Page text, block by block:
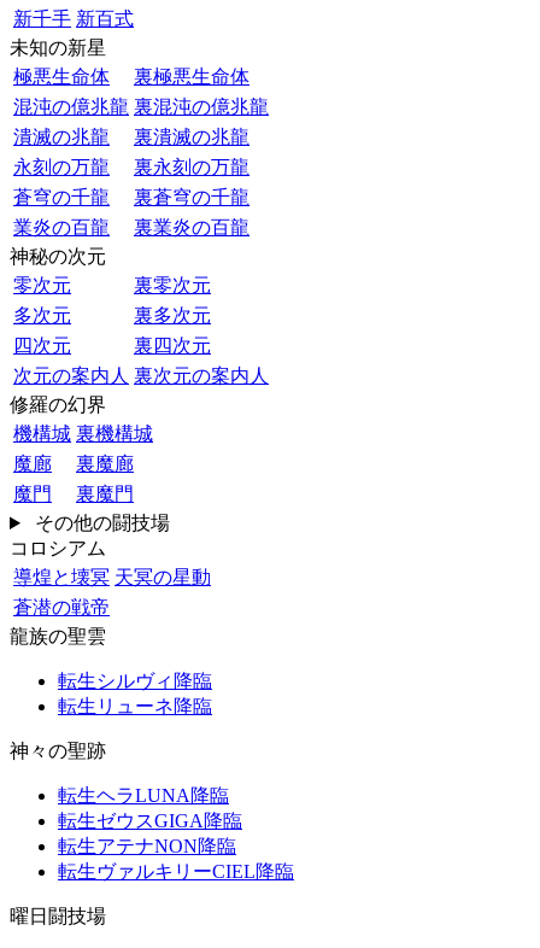
新千手 新百式
未知の新星
極悪生命体
裏極悪生命体
混沌の億兆龍 裏混沌の億兆龍
潰滅の兆龍
裏潰滅の兆龍
永刻の万龍
裏永刻の万龍
蒼穹の千龍
裏蒼穹の千龍
業炎の百龍
裏業炎の百龍
神秘の次元
零次元
裏零次元
多次元
裏多次元
四次元
裏四次元
次元の案内人 裏次元の案内人
修羅の幻界
機構城 裏機構城
魔廊
裏魔廊
魔門
裏魔門
その他の闘技場
コロシアム
導煌と壊冥 天冥の星動
蒼潜の戦帝
龍族の聖雲
転生シルヴィ降臨
転生リューネ降臨
神々の聖跡
転生ヘラLUNA降臨
転生ゼウスGIGA降臨
転生アテナNON降臨
転生ヴァルキリーCIEL降臨
曜日闘技場